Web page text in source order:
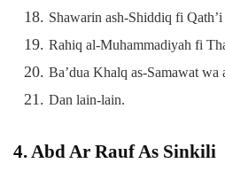
Shawarin ash-Shiddiq fi
Rahiq al-Muhammadiyah fi
Ba’dua Khalq as-Samawat wa
Dan lain-lain.
4. Abd Ar Rauf As Sinkili